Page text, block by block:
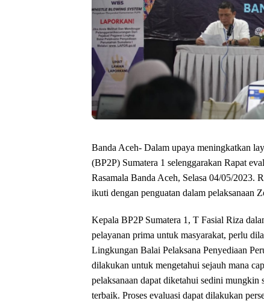
Banda Aceh- Dalam upaya meningkatkan
(BP2P) Sumatera 1 selenggarakan Rapat
Rasamala Banda Aceh, Selasa 04/05/2023.
ikuti dengan penguatan dalam pelaksanaan
Kepala BP2P Sumatera 1, T Fasial Riza
pelayanan prima untuk masyarakat, perlu
Lingkungan Balai Pelaksana Penyediaan
dilakukan untuk mengetahui sejauh mana
pelaksanaan dapat diketahui sedini
terbaik. Proses evaluasi dapat dilakukan